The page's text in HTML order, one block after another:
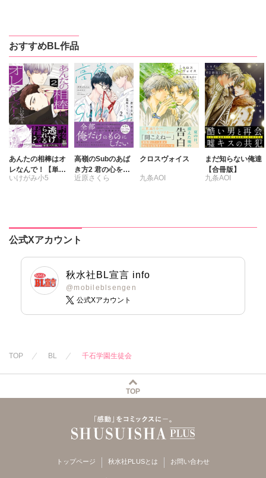
おすすめBL作品
あんたの相棒はオ
レなんで！【単行
本版】2
いけがみ小5
高嶺のSubのあば
き方2 君の心をと
かすコマンド
近原さくら
クロスヴォイス
九条AOI
まだ知らない俺達
【合冊版】
九条AOI
公式Xアカウント
秋水社BL宣言 info
@mobileblsengen
公式Xアカウント
TOP BL 千石学園生徒会
TOP
トップページ 秋水社PLUSとは お問い合わせ